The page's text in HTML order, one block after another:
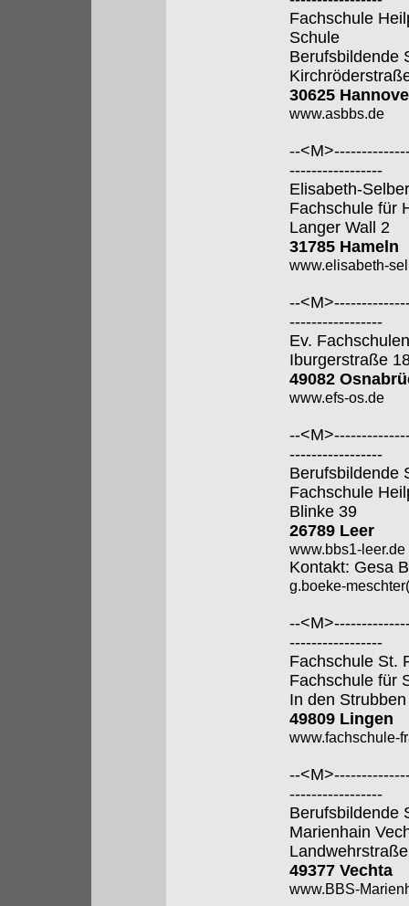
Fachschule
Schule
Berufsbildende
30625
www.asbbs.de
--
-----------------
Elisabeth-
Fachschule für
Langer Wall 2
31785 Hameln
www.elisabeth-
--
-----------------
Ev.
Iburgerstraße
49082
www.efs-os.de
--
-----------------
Berufsbildende
Fachschule
Blinke 39
26789 Leer
www.bbs1-leer.de
Kontakt: Gesa
g.boeke-
--
-----------------
Fachschule St.
Fachschule für
In den
49809 Lingen
www.fachschule-
--
-----------------
Berufsbildende
Marienhain
49377 Vechta
www.BBS-